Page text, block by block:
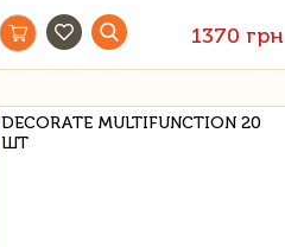
1370 грн
DECORATE MULTIFUNCTION 20
ШТ